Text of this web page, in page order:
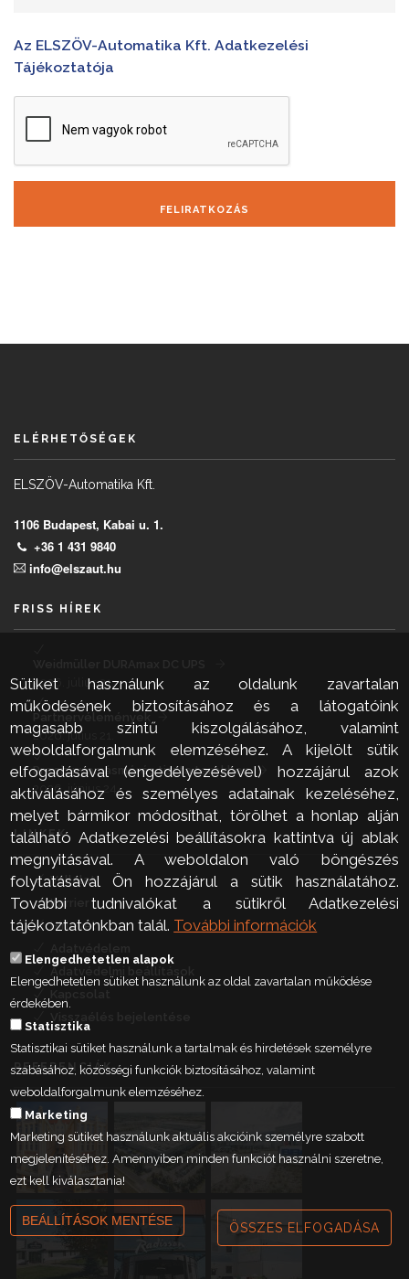
Az ELSZÖV-Automatika Kft. Adatkezelési
Tájékoztatója
FELIRATKOZÁS
ELÉRHETŐSÉGEK
ELSZÖV-Automatika Kft.
1106 Budapest, Kabai u. 1.
+36 1 431 9840
info@elszaut.hu
FRISS HÍREK
2026. július 21.
2026. július 21.
Precíz nyomásmérés tiszta terekben
2026. június 24.
LINKEK
Vállalat
Karrier
Hírlevél
REFERENCIÁK
Sütiket használunk az oldalunk zavartalan
működésének biztosításához és a látogatóink
magasabb szintű kiszolgálásához, valamint
weboldalforgalmunk elemzéséhez. A kijelölt sütik
elfogadásával (engedélyezésével) hozzájárul azok
aktiválásához és személyes adatainak kezeléséhez,
melyet bármikor módosíthat, törölhet a honlap alján
található Adatkezelési beállításokra kattintva új ablak
megnyitásával. A weboldalon való böngészés
folytatásával Ön hozzájárul a sütik használatához.
További tudnivalókat a sütikről Adatkezelési
tájékoztatónkban talál. További információk
Elengedhetetlen alapok
Elengedhetetlen sütiket használunk az oldal zavartalan működése
érdekében.
Statisztika
Statisztikai sütiket használunk a tartalmak és hirdetések személyre
szabásához, közösségi funkciók biztosításához, valamint
weboldalforgalmunk elemzéséhez.
Marketing
Marketing sütiket használunk aktuális akcióink személyre szabott
megjelenítéséhez. Amennyiben minden funkciót használni szeretne,
ezt kell kiválasztania!
BEÁLLÍTÁSOK MENTÉSE ÖSSZES ELFOGADÁSA